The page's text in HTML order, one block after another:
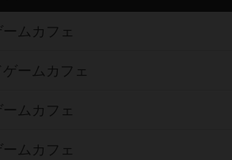
ムカフェ
ームカフェ
ムカフェ
ムカフェ